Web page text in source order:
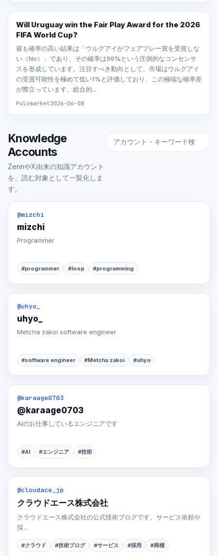
Will Uruguay win the Fair Play Award for the 2026
FIFA World Cup?
最も確率の高い結果は「ウルグアイがフェアプレー賞を受賞しな
い（No）」であり、その確率は99%という圧倒的なコンセンサ
スを形成しています。注目すべき動向として、市場はウルグアイ
の受賞可能性を極めて低い1%と評価しており、この極端な確率差
が際立っています。総合的...
Polymarket2026-06-08
Knowledge
Accounts
ZennやX由来の知識アカウント
を、読む対象として一覧化しま
す。
@mizchi
mizchi
Programmer
#programmer #loop #programming
@uhyo_
uhyo_
Metcha zakoi software engineer
#software engineer #Metcha zakoi #uhyo
@karaage0703
@karaage0703
AIのお仕事しているエンジニアです
#AI #エンジニア #技術
@cloudace_jp
クラウドエース株式会社
クラウドエース株式会社の公式技術ブログです。サービス依頼や
採...
#クラウド #技術ブログ #サービス #採用 #商標